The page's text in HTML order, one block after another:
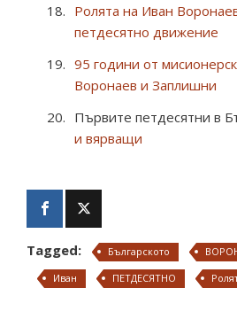
Ролята на Иван
петдесятно движение
95 години от
Воронаев и Заплишни
Първите петдесятни в
и вярващи
Tagged: Българското
Иван
ПЕТДЕСЯТНО